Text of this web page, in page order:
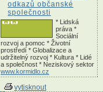
odkazů občanské
společnosti
* Lidská
práva *
Sociální
rozvoj a pomoc * Životní
prostředí * Globalizace a
udržitelný rozvoj * Kultura * Lidé
a společnost * Neziskový sektor
www.kormidlo.cz
vytisknout